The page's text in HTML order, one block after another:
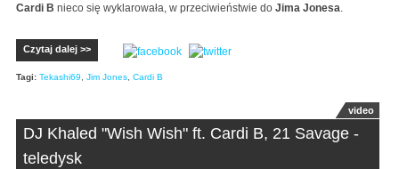
Cardi B nieco się wyklarowała, w przeciwieństwie do Jima Jonesa.
Czytaj dalej >>
Tagi: Tekashi69 Jim Jones Cardi B
video
DJ Khaled "Wish Wish" ft. Cardi B, 21 Savage -
teledysk